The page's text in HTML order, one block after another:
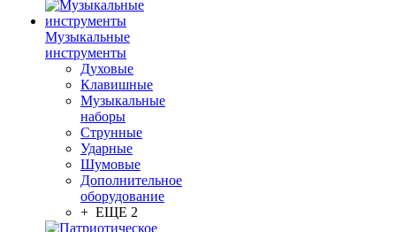
Музыкальные
инструменты
Духовые
Клавишные
Музыкальные
наборы
Струнные
Ударные
Шумовые
Дополнительное
оборудование
+ ЕЩЕ 2